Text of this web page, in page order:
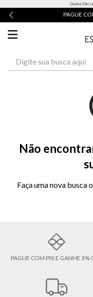
Outlet
E GANHE 3% OFF
Não
Faça uma nova busca
PAGUE COM PIX E GANHE 3%